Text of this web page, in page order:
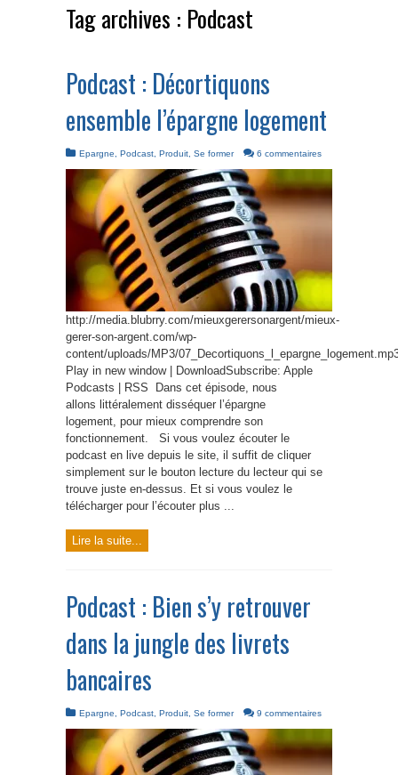
Tag archives : Podcast
Podcast : Décortiquons
ensemble l’épargne logement
Epargne Podcast Produit Se former 6 commentaires
http://media.blubrry.com/mieuxgerersonargent/mieux-
gerer-son-argent.com/wp-
content/uploads/MP3/
Play in new window | DownloadSubscribe: Apple
Podcasts | RSS Dans cet épisode, nous
allons littéralement disséquer l’épargne
logement, pour mieux comprendre son
fonctionnement. Si vous voulez écouter le
podcast en live depuis le site, il suffit de cliquer
simplement sur le bouton lecture du lecteur qui se
trouve juste en-dessus. Et si vous voulez le
télécharger pour l’écouter plus ...
Lire la suite...
Podcast : Bien s’y retrouver
dans la jungle des livrets
bancaires
Epargne Podcast Produit Se former 9 commentaires